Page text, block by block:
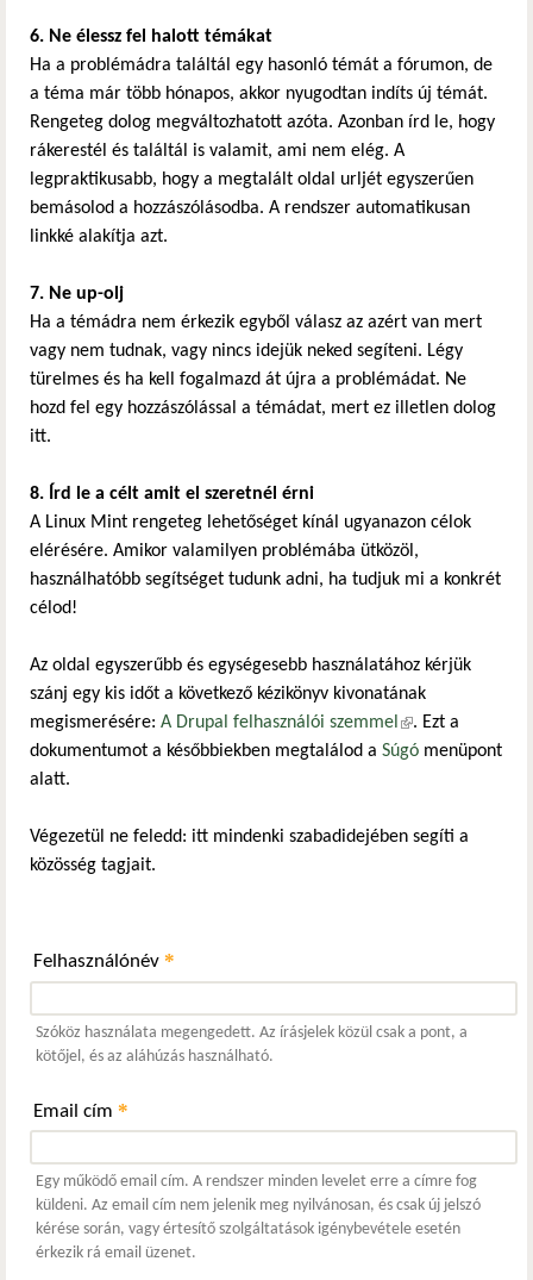
6. Ne élessz fel halott témákat
Ha a problémádra találtál egy hasonló témát a fórumon, de
a téma már több hónapos, akkor nyugodtan indíts új témát.
Rengeteg dolog megváltozhatott azóta. Azonban írd le, hogy
rákerestél és találtál is valamit, ami nem elég. A
legpraktikusabb, hogy a megtalált oldal urljét egyszerűen
bemásolod a hozzászólásodba. A rendszer automatikusan
linkké alakítja azt.
7. Ne up-olj
Ha a témádra nem érkezik egyből válasz az azért van mert
vagy nem tudnak, vagy nincs idejük neked segíteni. Légy
türelmes és ha kell fogalmazd át újra a problémádat. Ne
hozd fel egy hozzászólással a témádat, mert ez illetlen dolog
itt.
8. Írd le a célt amit el szeretnél érni
A Linux Mint rengeteg lehetőséget kínál ugyanazon célok
elérésére. Amikor valamilyen problémába ütközöl,
használhatóbb segítséget tudunk adni, ha tudjuk mi a konkrét
célod!
Az oldal egyszerűbb és egységesebb használatához kérjük
szánj egy kis időt a következő kézikönyv kivonatának
megismerésére: A Drupal felhasználói szemmel (külső hivatkozás)
. Ezt a
dokumentumot a későbbiekben megtalálod a Súgó menüpont
alatt.
Végezetül ne feledd: itt mindenki szabadidejében segíti a
közösség tagjait.
Felhasználónév *
Szóköz használata megengedett. Az írásjelek közül csak a pont, a
kötőjel, és az aláhúzás használható.
Email cím *
Egy működő email cím. A rendszer minden levelet erre a címre fog
küldeni. Az email cím nem jelenik meg nyilvánosan, és csak új jelszó
kérése során, vagy értesítő szolgáltatások igénybevétele esetén
érkezik rá email üzenet.